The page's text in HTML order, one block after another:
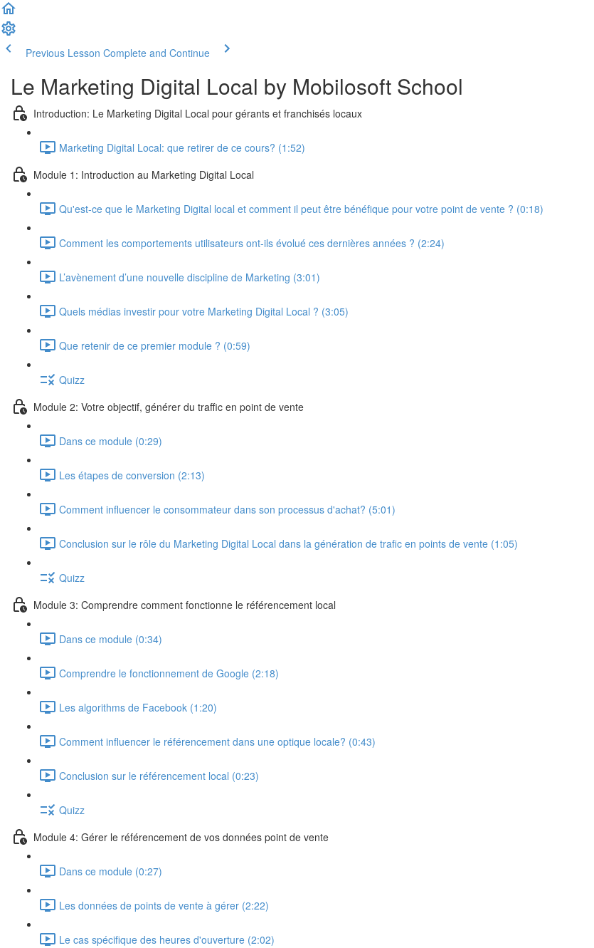
Previous Lesson Complete and Continue
Le Marketing Digital Local by Mobilosoft School
Introduction: Le Marketing Digital Local pour gérants et franchisés locaux
Marketing Digital Local: que retirer de ce cours? (1:52)
Module 1: Introduction au Marketing Digital Local
Qu'est-ce que le Marketing Digital local et comment il peut être bénéfique pour votre point de vente ? (0:18)
Comment les comportements utilisateurs ont-ils évolué ces dernières années ? (2:24)
L’avènement d’une nouvelle discipline de Marketing (3:01)
Quels médias investir pour votre Marketing Digital Local ? (3:05)
Que retenir de ce premier module ? (0:59)
Quizz
Module 2: Votre objectif, générer du traffic en point de vente
Dans ce module (0:29)
Les étapes de conversion (2:13)
Comment influencer le consommateur dans son processus d'achat? (5:01)
Conclusion sur le rôle du Marketing Digital Local dans la génération de trafic en points de vente (1:05)
Quizz
Module 3: Comprendre comment fonctionne le référencement local
Dans ce module (0:34)
Comprendre le fonctionnement de Google (2:18)
Les algorithms de Facebook (1:20)
Comment influencer le référencement dans une optique locale? (0:43)
Conclusion sur le référencement local (0:23)
Quizz
Module 4: Gérer le référencement de vos données point de vente
Dans ce module (0:27)
Les données de points de vente à gérer (2:22)
Le cas spécifique des heures d'ouverture (2:02)